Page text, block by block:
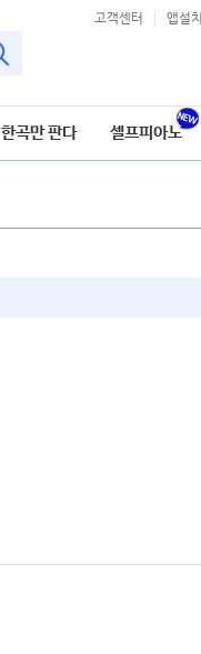
고객센터 앱설치
한곡만 판다 셀프피아노